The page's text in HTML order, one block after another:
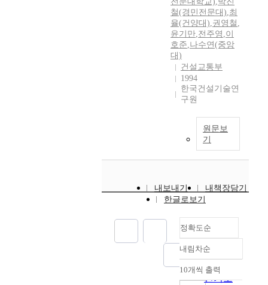
철(경민전문대),최
율(건양대),권영철 ,
윤기만,전주영 ,이
호준,나수연(중앙
대)
건설교통부
1994
한국건설기술연
구원
원문보
기
내보내기
내책장담기
한글로보기
정확도순
정확도
순
인기도
내림차순
내림차순
10개씩 출력